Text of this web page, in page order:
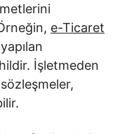
e-Ticaret
İşletmeden